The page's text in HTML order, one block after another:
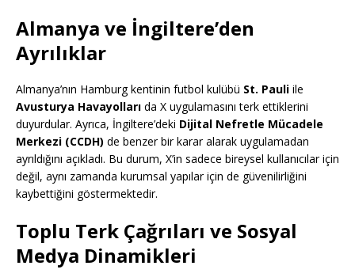
Almanya ve İngiltere’den
Ayrılıklar
Almanya’nın Hamburg kentinin futbol kulübü St. Pauli ile
Avusturya Havayolları da X uygulamasını terk ettiklerini
duyurdular. Ayrıca, İngiltere’deki Dijital Nefretle Mücadele
Merkezi (CCDH) de benzer bir karar alarak uygulamadan
ayrıldığını açıkladı. Bu durum, X’in sadece bireysel kullanıcılar için
değil, aynı zamanda kurumsal yapılar için de güvenilirliğini
kaybettiğini göstermektedir.
Toplu Terk Çağrıları ve Sosyal
Medya Dinamikleri